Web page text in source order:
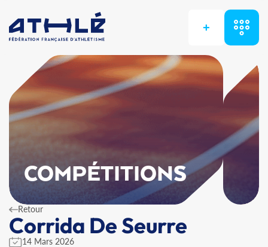
+
COMPÉTITIONS
Retour
Corrida De Seurre
14 Mars 2026